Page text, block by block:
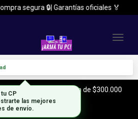
segura 🔒| Garantías oficiales 🏅
Zona Sur, con tu compra de $300.000
o mas!
CP
las mejores
de envío.